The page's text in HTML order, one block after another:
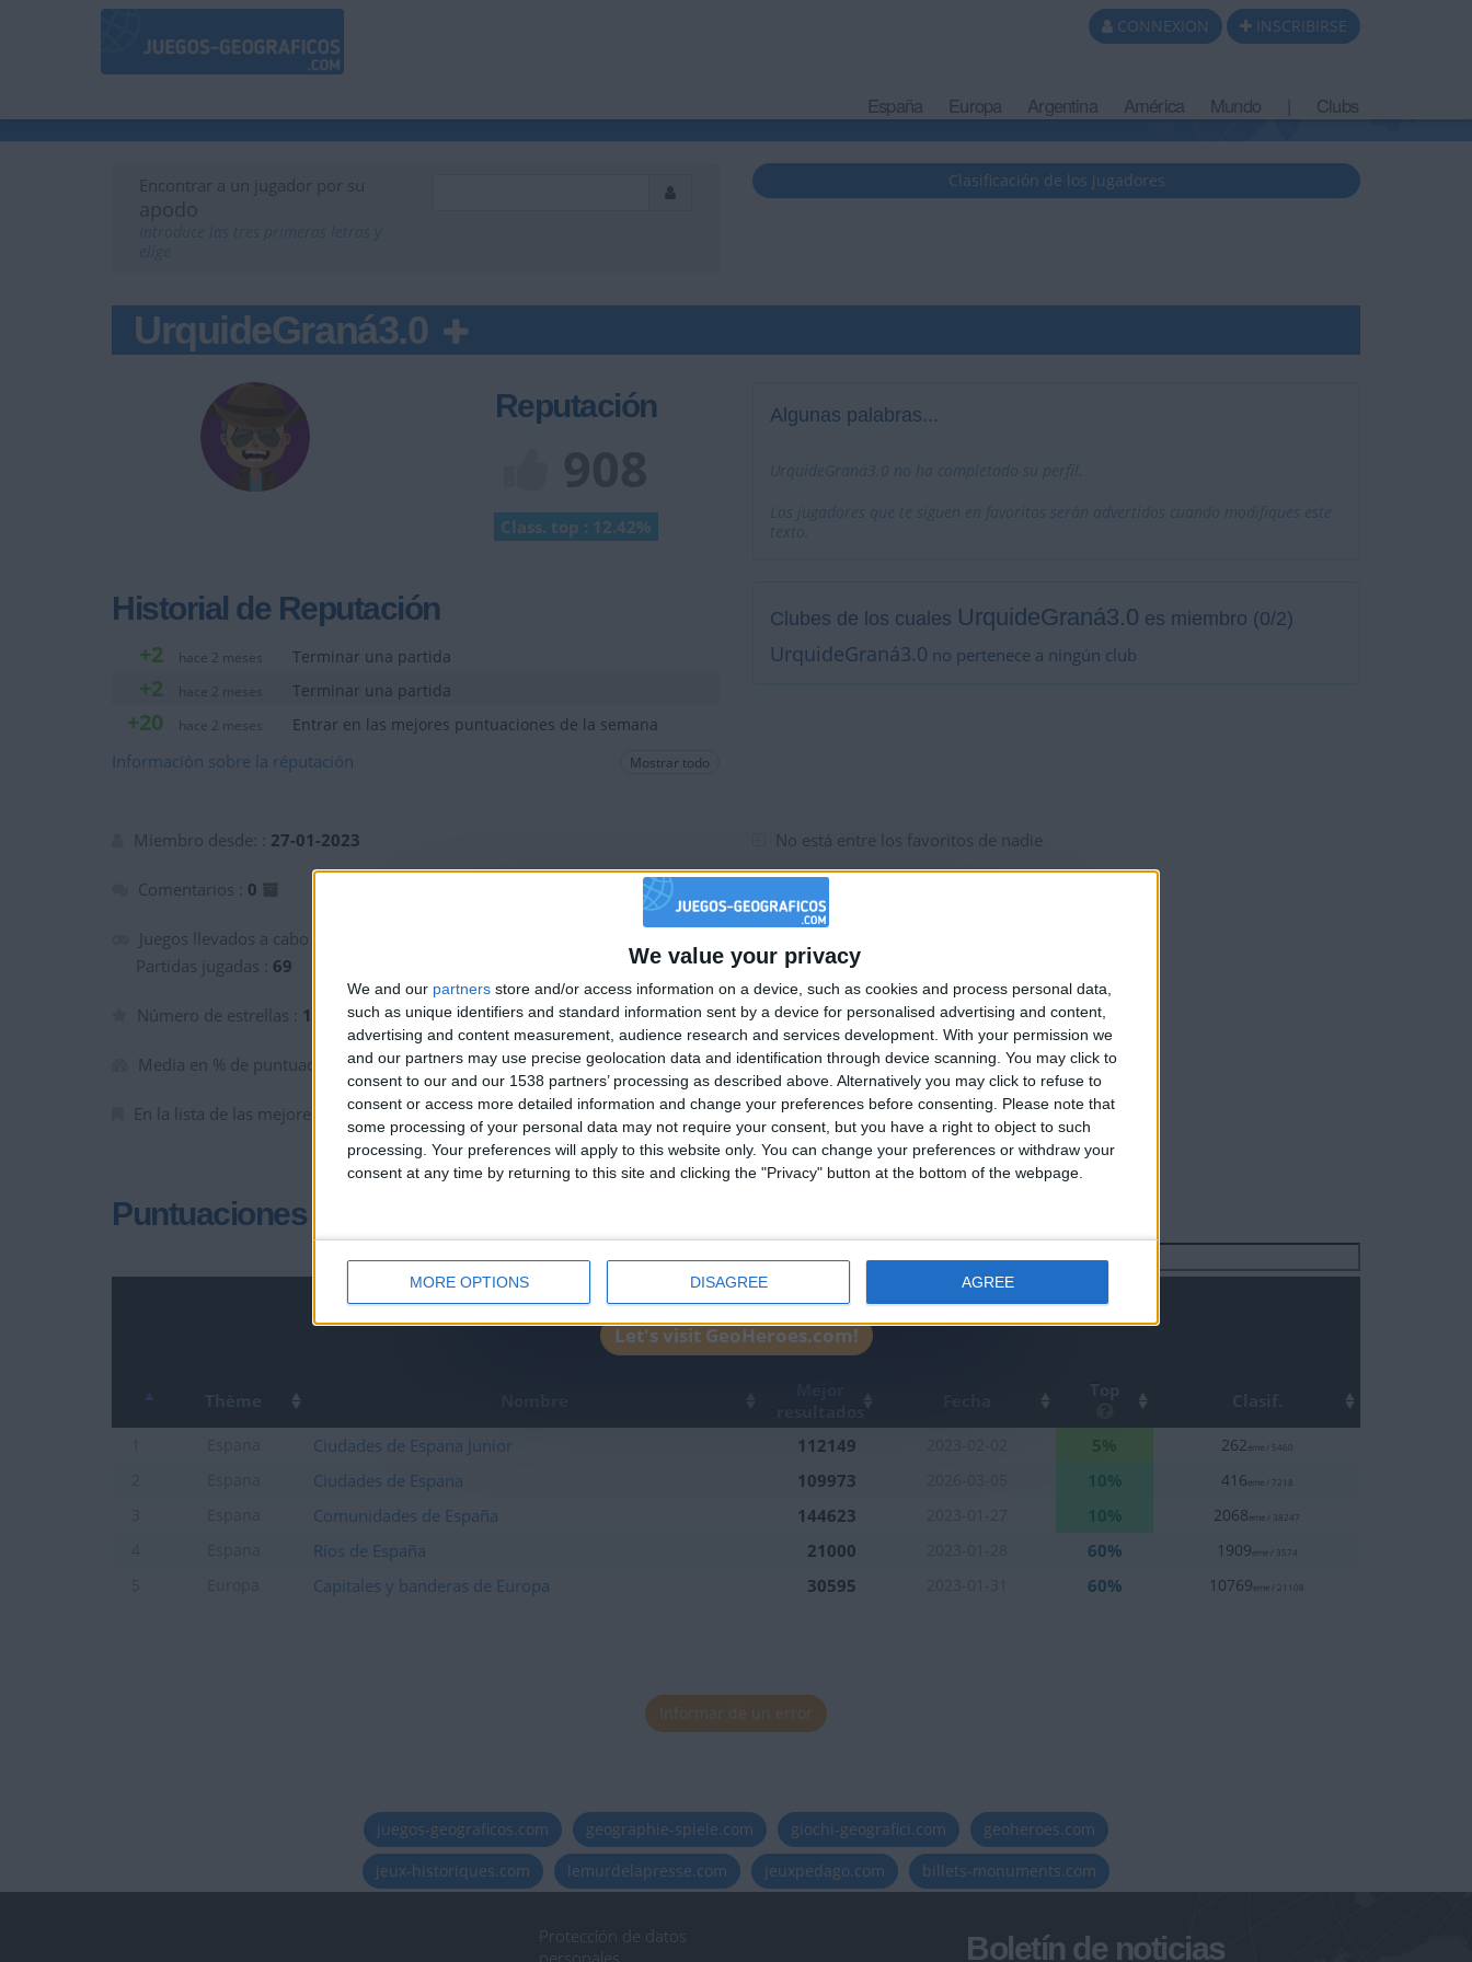
We value your privacy
We and our partners store and/or access information on a device, such as cookies and process personal data,
such as unique identifiers and standard information sent by a device for personalised advertising and content,
advertising and content measurement, audience research and services development. With your permission we
and our partners may use precise geolocation data and identification through device scanning. You may click to
consent to our and our 1538 partners’ processing as described above. Alternatively you may click to refuse to
consent or access more detailed information and change your preferences before consenting.
Please note that
some processing of your personal data may not require your consent, but you have a right to object to such
processing. Your preferences will apply to this website only. You can change your preferences or withdraw your
consent at any time by returning to this site and clicking the "Privacy" button at the bottom of the webpage.
MORE OPTIONS DISAGREE AGREE
CONNEXION INSCRIBIRSE
España Europa Argentina América Mundo Clubs
Encontrar a un jugador por su
apodo
Clasificación de los jugadores
UrquideGraná3.0
Reputación
Class. top : 12.42%
Historial de Reputación
+2 hace 2 meses Terminar una partida
+2 hace 2 meses Terminar una partida
+20 hace 2 meses Entrar en las mejores puntuaciones de la semana
Información sobre la réputación Mostrar todo
Algunas palabras...
UrquideGraná3.0 no ha completado su perfil.
Los jugadores que te siguen en favoritos serán advertidos cuando modifiques este
texto.
Clubes de los cuales UrquideGraná3.0 es miembro (0/2)
UrquideGraná3.0 no pertenece a ningún club
Miembro desde: : 27-01-2023
Comentarios : 0
Juegos llevados a cabo :
Partidas jugadas : 69
Número de estrellas : 10
Media en % de puntuación max. :87.93%
En la lista de las mejores partidas :0
No está entre los favoritos de nadie
Puntuaciones
Buscar:
1 2
Thème Nombre
resultados
Fecha Top Clasif.
Ciudades de Espana Junior 112149 5% 262eme / 5460
Ciudades de Espana 109973 10% 416eme / 7218
Comunidades de España 144623 10% 2068eme / 38247
Ríos de España 21000 60% 1909eme / 3574
Capitales y banderas de Europa 30595 60% 10769eme / 21108
Informar de un error
juegos-geograficos.com geographie-spiele.com giochi-geografici.com
geoheroes.com
jeux-historiques.com
lemurdelapresse.com jeuxpedago.com billets-monuments.com
Protección de datos
Boletín de noticias
🇺🇸 We noticed you’re visiting from
an English-speaking country
Join our American version now and be among
the firsts to submit your score on our
leaderboards!
Let's visit GeoHeroes.com!